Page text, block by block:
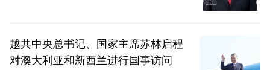
越共中央总书记、国家主席苏林启程
对澳大利亚和新西兰进行国事访问